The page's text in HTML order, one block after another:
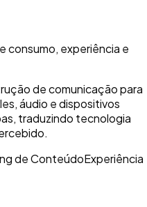
consumo, experiência e
de comunicação para
áudio e dispositivos
traduzindo tecnologia
de ConteúdoExperiência